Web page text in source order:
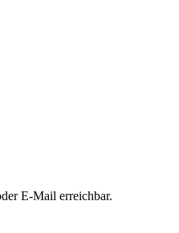
E-Mail erreichbar.